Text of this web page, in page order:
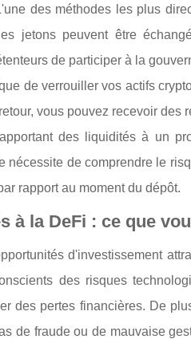
des méthodes les plus
jetons peuvent être
de participer à la
de verrouiller vos actifs
vous pouvez recevoir des
des liquidités à un
nécessite de comprendre le
rapport au moment du dépôt.
à la DeFi : ce que
d'investissement
des risques
des pertes financières. De
de fraude ou de mauvaise